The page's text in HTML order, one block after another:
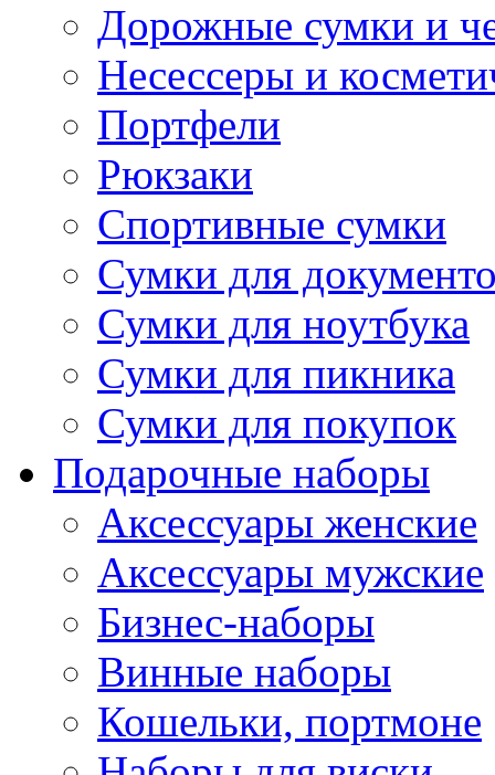
Дорожные сумки и
Несессеры и
Портфели
Рюкзаки
Спортивные сумки
Сумки для
Сумки для ноутбука
Сумки для пикника
Сумки для покупок
Подарочные наборы
Аксессуары женские
Аксессуары мужские
Бизнес-наборы
Винные наборы
Кошельки, портмоне